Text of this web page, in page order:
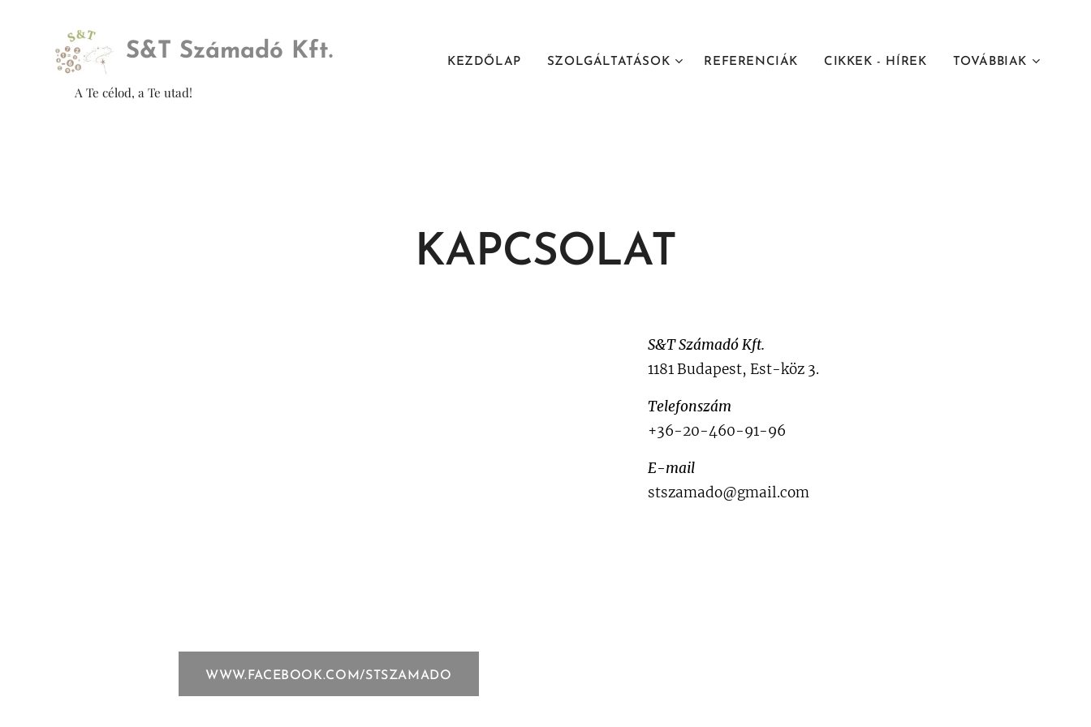
S&T Számadó Kft.
A Te célod, a Te utad!
KEZDŐLAP SZOLGÁLTATÁSOK REFERENCIÁK CIKKEK - HÍREK TOVÁBBIAK
KAPCSOLAT
WWW.FACEBOOK.COM/STSZAMADO
S&T Számadó Kft.
1181 Budapest, Est-köz 3.
Telefonszám
+36-20-460-91-96
E-mail
stszamado@gmail.com